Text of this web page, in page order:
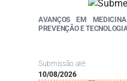
AVANÇOS EM MEDICINA
PREVENÇÃO E
Submissão até:
10/08/2026